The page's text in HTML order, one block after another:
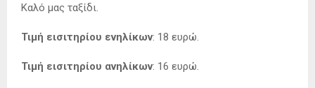
Καλό μας ταξίδι.
Τιμή εισιτηρίου ενηλίκων: 18 ευρώ.
Τιμή εισιτηρίου ανηλίκων: 16 ευρώ.